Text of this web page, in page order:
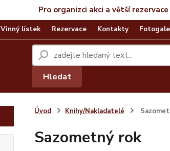
Pro organizci akci a větší
Vinný lístek Rezervace Kontakty
Hledat
Úvod Knihy/Nakladatelé
Sazometný rok